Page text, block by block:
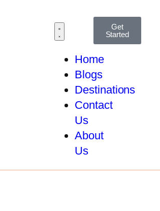
Home
Blogs
Destinations
Contact
Us
About
Us
Get
Started